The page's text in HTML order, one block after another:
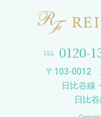
0120-
〒103-0012
日比谷線
日比